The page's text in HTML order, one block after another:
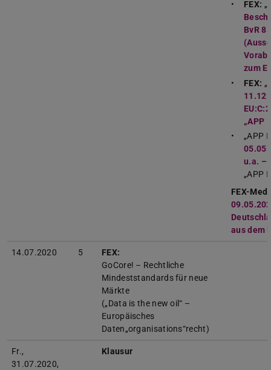
FEX:
BvR
zum
FEX:
„APP
„APP
u.a. –
„APP
FEX-
aus dem
14.07.2020 5
FEX:
GoCore! – Rechtliche
Mindeststandards für neue
Märkte
(„Data is the new oil“ –
Europäisches
Daten„organisations“recht)
Fr.,
31.07.2020,
Klausur